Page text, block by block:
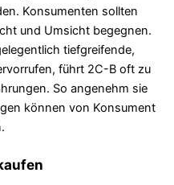
Konsumenten sollten
und Umsicht begegnen.
tiefgreifende,
führt 2C-B oft zu
So angenehm sie
können von Konsument